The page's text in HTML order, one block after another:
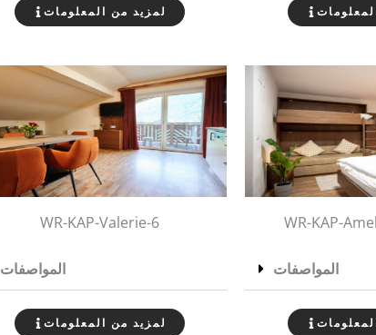
لمزيد من المعلومات
WR-KAP-Valerie-6
المواصفات
لمزيد من المعلومات
WR-KAP-
المواصفات